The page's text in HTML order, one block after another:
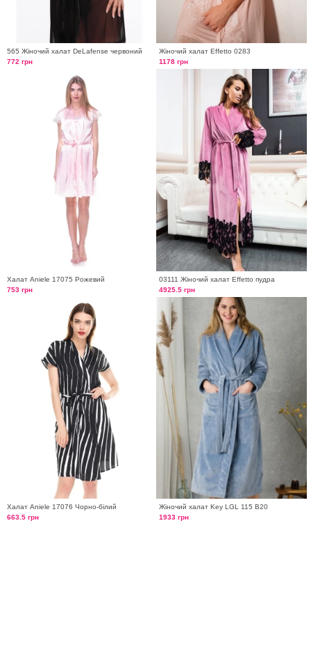
565 Жіночий халат DeLafense червоний
772 грн
Жіночий халат Effetto 0283
1178 грн
Халат Aniele 17075 Рожевий
753 грн
03111 Жіночий халат Effetto пудра
4925.5 грн
Халат Aniele 17076 Чорно-білий
663.5 грн
Жіночий халат Key LGL 115 B20
1933 грн